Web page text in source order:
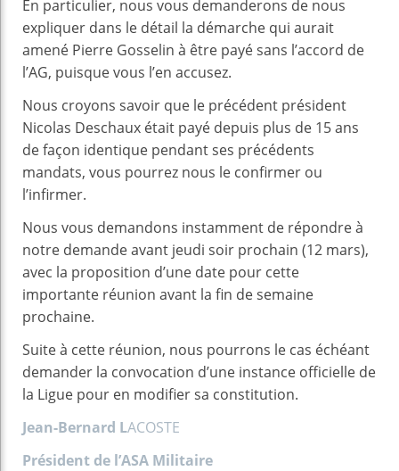
En particulier, nous vous demanderons de nous
expliquer dans le détail la démarche qui aurait
amené Pierre Gosselin à être payé sans l’accord de
l’AG, puisque vous l’en accusez.
Nous croyons savoir que le précédent président
Nicolas Deschaux était payé depuis plus de 15 ans
de façon identique pendant ses précédents
mandats, vous pourrez nous le confirmer ou
l’infirmer.
Nous vous demandons instamment de répondre à
notre demande avant jeudi soir prochain (12 mars),
avec la proposition d’une date pour cette
importante réunion avant la fin de semaine
prochaine.
Suite à cette réunion, nous pourrons le cas échéant
demander la convocation d’une instance officielle de
la Ligue pour en modifier sa constitution.
Jean-Bernard LACOSTE
Président de l’ASA Militaire